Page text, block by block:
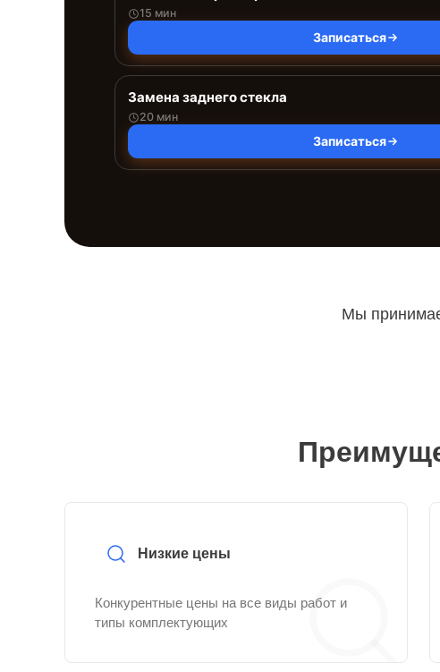
15 мин
Записаться
Замена заднего стекла
20 мин
Записаться
Мы
Низкие цены
Конкурентные цены на все виды работ и
типы комплектующих